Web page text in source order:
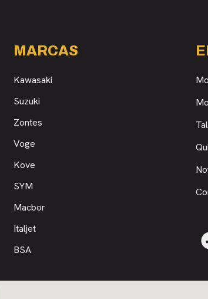
MARCAS
Kawasaki
Suzuki
Zontes
Voge
Kove
SYM
Macbor
Italjet
BSA